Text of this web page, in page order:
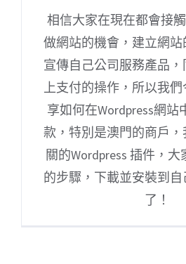
相信大家在現在都會接
做網站的機會，建立網
宣傳自己公司服務產品
上支付的操作，所以我
享如何在Wordpress網站
款，特別是澳門的商戶
關的Wordpress 插件，
的步驟，下載並安裝到
了！